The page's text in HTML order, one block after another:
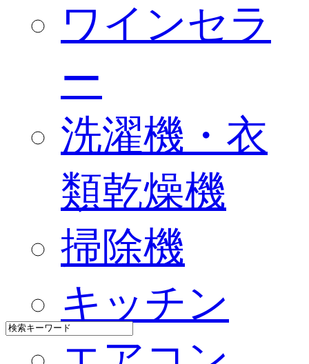
ワインセラ
ー
洗濯機・衣
類乾燥機
掃除機
キッチン